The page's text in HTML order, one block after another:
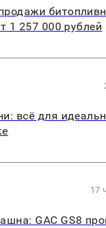
1 257 000 рублей
всё для
17
GAC GS8